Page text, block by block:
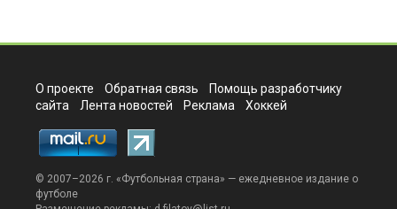
О проекте Обратная связь
Помощь разработчику
сайта
Лента новостей Реклама Хоккей
© 2007–2026 г. «Футбольная страна» — ежедневное издание о
футболе